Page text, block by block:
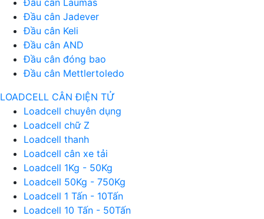
Đầu cân Laumas
Đầu cân Jadever
Đầu cân Keli
Đầu cân AND
Đầu cân đóng bao
Đầu cân Mettlertoledo
LOADCELL CÂN ĐIỆN TỬ
Loadcell chuyên dụng
Loadcell chữ Z
Loadcell thanh
Loadcell cân xe tải
Loadcell 1Kg - 50Kg
Loadcell 50Kg - 750Kg
Loadcell 1 Tấn - 10Tấn
Loadcell 10 Tấn - 50Tấn